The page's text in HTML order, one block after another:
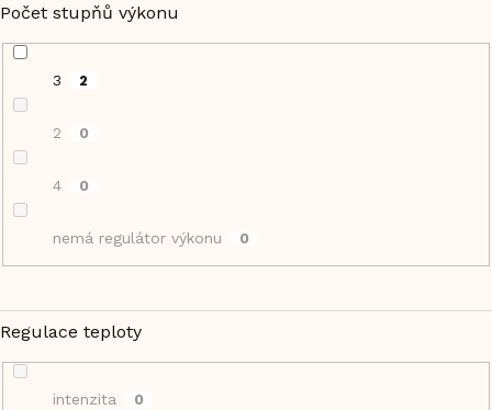
Počet stupňů výkonu
3 2
2 0
4 0
nemá regulátor výkonu 0
Regulace teploty
intenzita 0